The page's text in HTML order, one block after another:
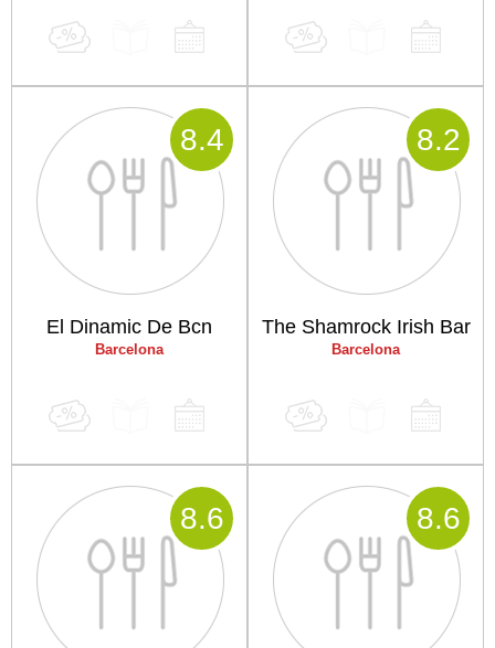
El Dinamic De Bcn
Barcelona
8.4
The Shamrock Irish Bar
Barcelona
8.2
8.6 8.6